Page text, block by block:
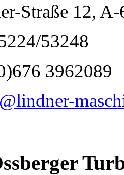
Straße 12,
53248
3962089